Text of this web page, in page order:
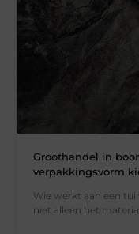
Groothandel in
verpakkingsvorm
Wie werkt aan een
niet alleen het